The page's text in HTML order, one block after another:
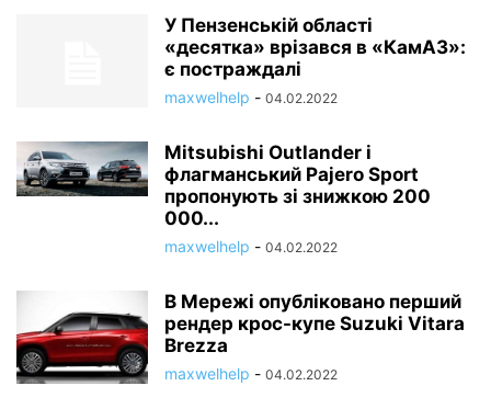
У Пензенській області
«десятка» врізався в «КамАЗ»:
є постраждалі
maxwelhelp - 04.02.2022
Mitsubishi Outlander і
флагманський Pajero Sport
пропонують зі знижкою 200
000...
maxwelhelp - 04.02.2022
В Мережі опубліковано перший
рендер крос-купе Suzuki Vitara
Brezza
maxwelhelp - 04.02.2022